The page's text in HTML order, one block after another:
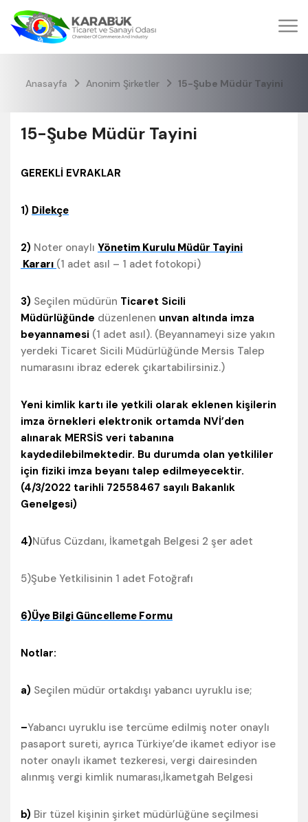
Anasayfa Anonim Şirketler 15-Şube Müdür Tayini
15-Şube Müdür Tayini
GEREKLİ EVRAKLAR
1) Dilekçe
2) Noter onaylı Yönetim Kurulu Müdür Tayini
Kararı (1 adet asıl – 1 adet fotokopi)
3) Seçilen müdürün Ticaret Sicili
Müdürlüğünde düzenlenen unvan altında imza
beyannamesi (1 adet asıl). (Beyannameyi size yakın
yerdeki Ticaret Sicili Müdürlüğünde Mersis Talep
numarasını ibraz ederek çıkartabilirsiniz.)
Yeni kimlik kartı ile yetkili olarak eklenen kişilerin
imza örnekleri elektronik ortamda NVİ’den
alınarak MERSİS veri tabanına
kaydedilebilmektedir. Bu durumda olan yetkililer
için fiziki imza beyanı talep edilmeyecektir.
(4/3/2022 tarihli 72558467 sayılı Bakanlık
Genelgesi)
4)Nüfus Cüzdanı, İkametgah Belgesi 2 şer adet
5)Şube Yetkilisinin 1 adet Fotoğrafı
6)Üye Bilgi Güncelleme Formu
Notlar:
a) Seçilen müdür ortakdışı yabancı uyruklu ise;
–Yabancı uyruklu ise tercüme edilmiş noter onaylı
pasaport sureti, ayrıca Türkiye’de ikamet ediyor ise
noter onaylı ikamet tezkeresi, vergi dairesinden
alınmış vergi kimlik numarası,İkametgah Belgesi
b) Bir tüzel kişinin şirket müdürlüğüne seçilmesi